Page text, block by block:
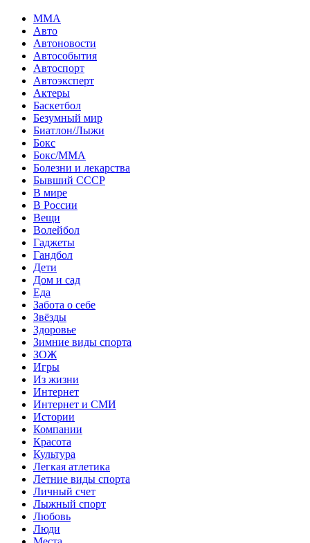
MMA
Авто
Автоновости
Автособытия
Автоспорт
Автоэксперт
Актеры
Баскетбол
Безумный мир
Биатлон/Лыжи
Бокс
Бокс/MMA
Болезни и лекарства
Бывший СССР
В мире
В России
Вещи
Волейбол
Гаджеты
Гандбол
Дети
Дом и сад
Еда
Забота о себе
Звёзды
Здоровье
Зимние виды спорта
ЗОЖ
Игры
Из жизни
Интернет
Интернет и СМИ
Истории
Компании
Красота
Культура
Легкая атлетика
Летние виды спорта
Личный счет
Лыжный спорт
Любовь
Люди